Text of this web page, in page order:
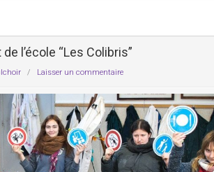
l’école “Les Colibris”
/ Laisser un commentaire